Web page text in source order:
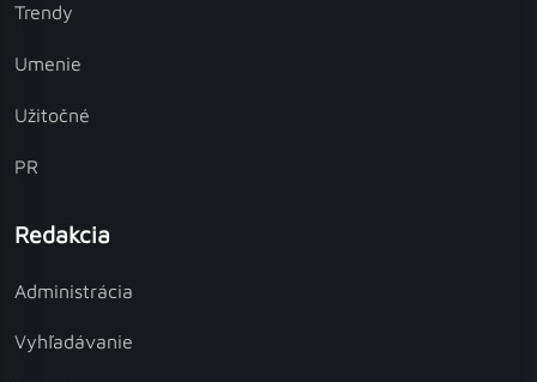
Trendy
Umenie
Užitočné
PR
Redakcia
Administrácia
Vyhľadávanie